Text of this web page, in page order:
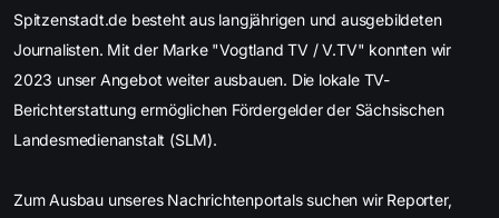
Spitzenstadt.de besteht aus langjährigen und ausgebildeten
Journalisten. Mit der Marke "Vogtland TV / V.TV" konnten wir
2023 unser Angebot weiter ausbauen. Die lokale TV-
Berichterstattung ermöglichen Fördergelder der Sächsischen
Landesmedienanstalt (SLM).
Zum Ausbau unseres Nachrichtenportals suchen wir Reporter,